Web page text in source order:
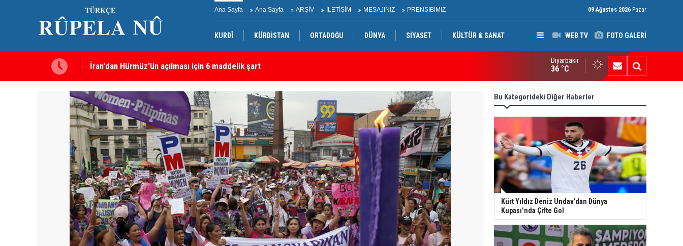
Ana Sayfa Ana Sayfa ARŞİV İLETİŞİM MESAJINIZ PRENSIBIMIZ 09 Ağustos 2026 Pazar
WEB TV FOTO GALERİ
KURDÎ KÜRDİSTAN ORTADOĞU DÜNYA SİYASET KÜLTÜR & SANAT
İran'dan Hürmüz'ün açılması için 6 maddelik şart
Irkçı saldırı ardından tutuklanan Furkan Oğlak tahliye edildi Haci Mahmud: Başkan Barzani, Kürt saflarını birleştirmeye kararlı
Diyarbakır
36 °C
Bu Kategorideki Diğer Haberler
Kürt Yıldız Deniz Undav’dan Dünya
Kupası’nda Çifte Gol